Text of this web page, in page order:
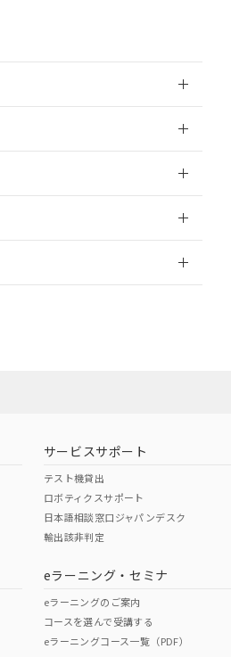
O
サービスサポート
テスト機貸出
ロボティクスサポート
日本語相談窓口ジャパンデスク
輸出該非判定
eラーニング・セミナ
eラーニングのご案内
コースを選んで受講する
eラーニングコース一覧（PDF）